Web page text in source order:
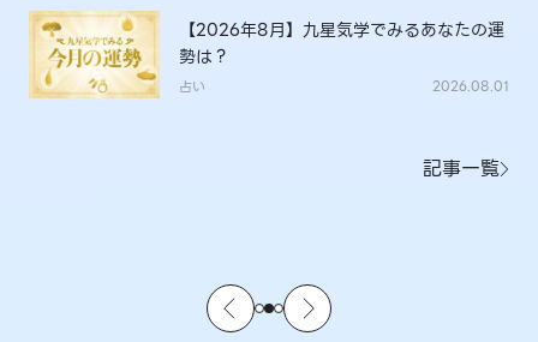
【2026年8月】九星気学でみるあなたの運
勢は？
占い 2026.08.01
記事一覧